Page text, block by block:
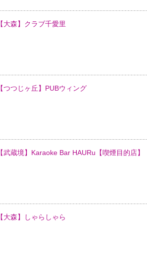
【大森】クラブ千愛里
【つつじヶ丘】PUBウィング
【武蔵境】Karaoke Bar HAURu【喫煙目的店】
【大森】しゃらしゃら